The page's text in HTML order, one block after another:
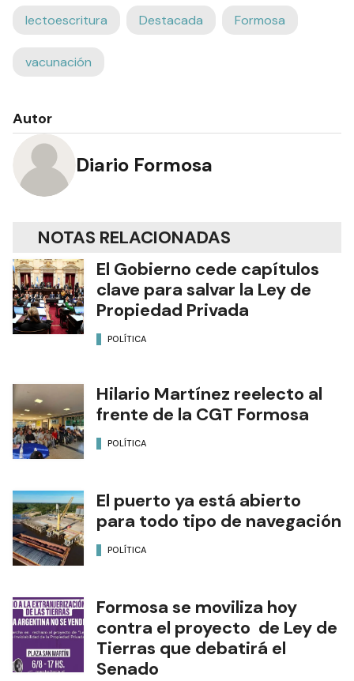
lectoescritura Destacada Formosa
vacunación
Autor
Diario Formosa
NOTAS RELACIONADAS
El Gobierno cede capítulos
clave para salvar la Ley de
Propiedad Privada
POLÍTICA
Hilario Martínez reelecto al
frente de la CGT Formosa
POLÍTICA
El puerto ya está abierto
para todo tipo de navegación
POLÍTICA
Formosa se moviliza hoy
contra el proyecto de Ley de
Tierras que debatirá el
Senado